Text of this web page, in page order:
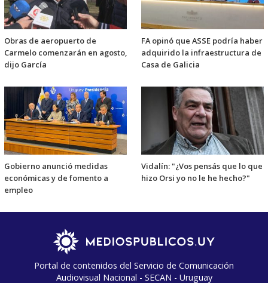
Obras de aeropuerto de
Carmelo comenzarán en agosto,
dijo García
FA opinó que ASSE podría haber
adquirido la infraestructura de
Casa de Galicia
Gobierno anunció medidas
económicas y de fomento a
empleo
Vidalín: "¿Vos pensás que lo que
hizo Orsi yo no le he hecho?"
Portal de contenidos del Servicio de Comunicación
Audiovisual Nacional - SECAN - Uruguay